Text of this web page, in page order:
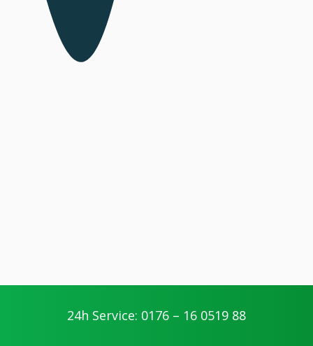
24h Service: 0176 – 16 0519 88